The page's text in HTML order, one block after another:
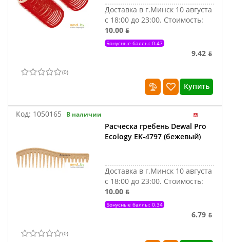
Доставка в г.Минск 10 августа
с 18:00 до 23:00. Стоимость:
10.00 ƃ
Бонусные баллы: 0.47
9.42 ƃ
(0)
Купить
Код: 1050165 В наличии
Расческа гребень Dewal Pro
Ecology EK-4797 (бежевый)
Доставка в г.Минск 10 августа
с 18:00 до 23:00. Стоимость:
10.00 ƃ
Бонусные баллы: 0.34
6.79 ƃ
(0)